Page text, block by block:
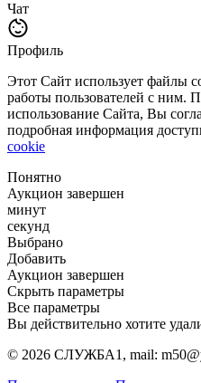
Чат
Профиль
Этот Сайт использует файлы
работы пользователей с ним.
использование Сайта, Вы
подробная информация
cookie
Понятно
Аукцион завершен
минут
секунд
Выбрано
Добавить
Аукцион завершен
Скрыть параметры
Все параметры
Вы действительно хотите
© 2026 СЛУЖБА1, mail: